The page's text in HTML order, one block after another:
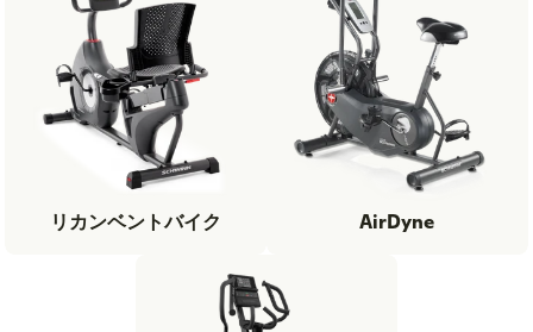
リカンベントバイク AirDyne